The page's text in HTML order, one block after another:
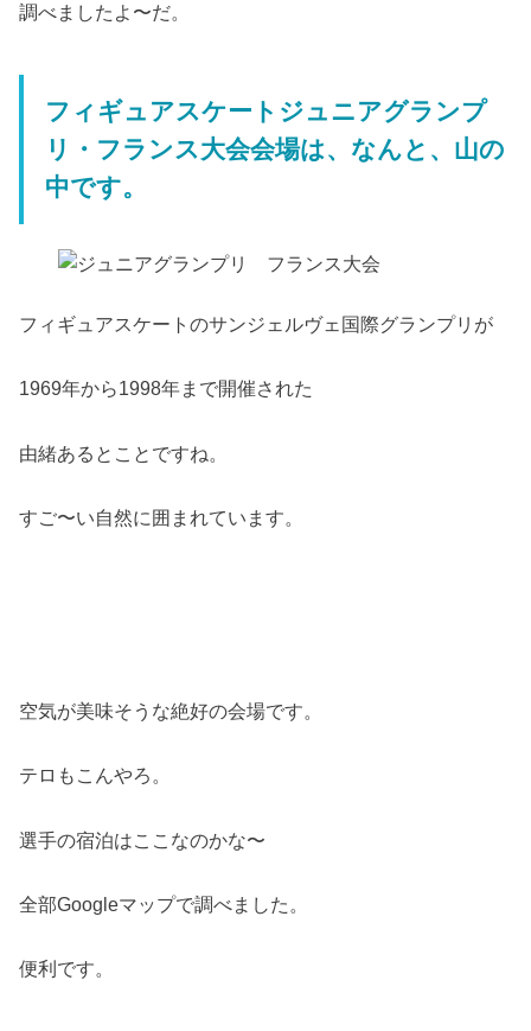
調べましたよ〜だ。
フィギュアスケートジュニアグランプ
リ・フランス大会会場は、なんと、山の
中です。
フィギュアスケートのサンジェルヴェ国際グランプリが
1969年から1998年まで開催された
由緒あるとことですね。
すご〜い自然に囲まれています。
空気が美味そうな絶好の会場です。
テロもこんやろ。
選手の宿泊はここなのかな〜
全部Googleマップで調べました。
便利です。